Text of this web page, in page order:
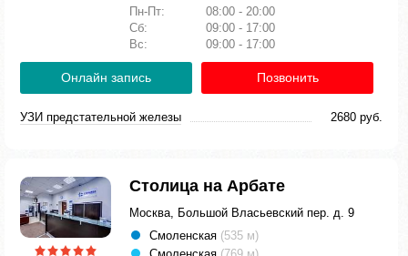
Пн-Пт:
08:00 - 20:00
Сб:
09:00 - 17:00
Вс:
09:00 - 17:00
Онлайн запись Позвонить
УЗИ предстательной железы 2680 руб.
Столица на Арбате
Москва, Большой Власьевский пер. д. 9
Смоленская (535 м)